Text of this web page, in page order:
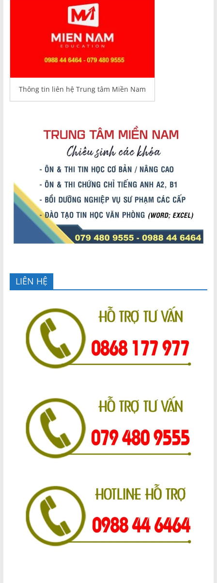
Thông tin liên hệ Trung tâm Miền Nam
LIÊN HỆ